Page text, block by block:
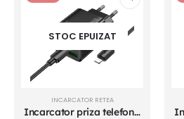
STOC EPUIZAT
INCARCATOR RETEA
Incarcator priza telefon 30W cablu lightning 3A 2x USB-A 2x USB-C Negru HOCO N56